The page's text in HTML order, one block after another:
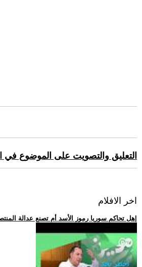
التعليق والتصويت على الموضوع في
اخر الافلام